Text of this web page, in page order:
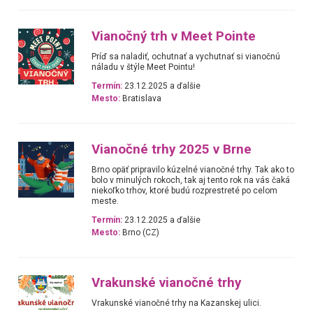
Vianočný trh v Meet Pointe
Príď sa naladiť, ochutnať a vychutnať si vianočnú
náladu v štýle Meet Pointu!
Termín: 23.12.2025 a ďalšie
Mesto: Bratislava
Vianočné trhy 2025 v Brne
Brno opäť pripravilo kúzelné vianočné trhy. Tak ako to
bolo v minulých rokoch, tak aj tento rok na vás čaká
niekoľko trhov, ktoré budú rozprestreté po celom
meste.
Termín: 23.12.2025 a ďalšie
Mesto: Brno (CZ)
Vrakunské vianočné trhy
Vrakunské vianočné trhy na Kazanskej ulici.